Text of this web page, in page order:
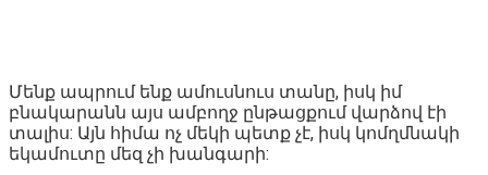
Մենք ապրում ենք ամուսնուս տանը, իսկ իմ
բնակարանն այս ամբողջ ընթացքում վարձով էի
տալիս: Այն հիմա ոչ մեկի պետք չէ, իսկ կոմղմնակի
եկամուտը մեզ չի խանգարի: